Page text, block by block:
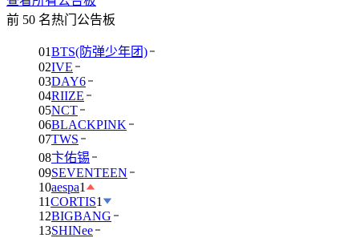
前 50 名热门公告板
01BTS(防弹少年团)
02IVE
03DAY6
04RIIZE
05NCT
06BLACKPINK
07TWS
08卞佑锡
09SEVENTEEN
10aespa1
11CORTIS1
12BIGBANG
13SHINee